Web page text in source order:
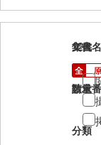
河北
河崎
河崎
河田
12
文書名
請求
分類
年代
数量